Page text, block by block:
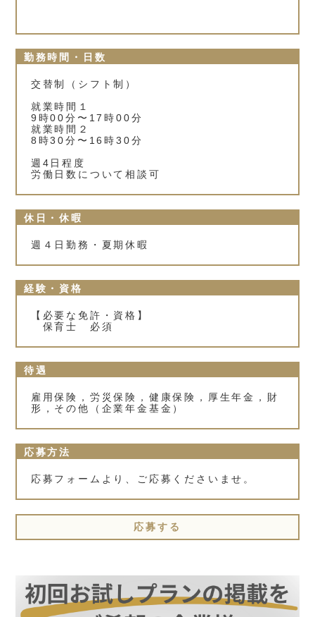
勤務時間・日数
交替制（シフト制）
就業時間１
9時00分〜17時00分
就業時間２
8時30分〜16時30分
週4日程度
労働日数について相談可
休日・休暇
週４日勤務・夏期休暇
経験・資格
【必要な免許・資格】
保育士 必須
待遇
雇用保険，労災保険，健康保険，厚生年金，財
形，その他（企業年金基金）
応募方法
応募フォームより、ご応募くださいませ。
応募する